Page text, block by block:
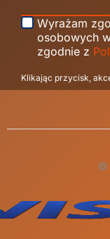
Wyrażam
osobowych
zgodnie z
Klikając przycisk,
©